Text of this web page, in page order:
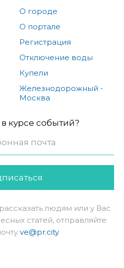
О городе
О портале
Регистрация
Отключение воды
Купели
Железнодорожный -
Москва
курсе событий?
людям или у Вас
статей, отправляйте
ve@pr.city